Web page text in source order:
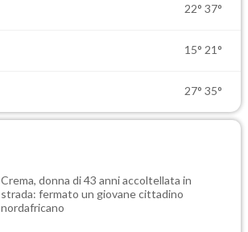
22° 37°
15° 21°
27° 35°
Crema, donna di 43 anni accoltellata in
strada: fermato un giovane cittadino
nordafricano